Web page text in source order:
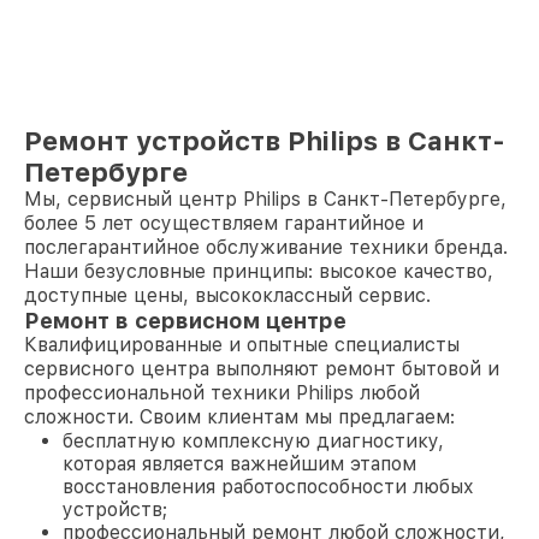
Ремонт устройств Philips в Санкт-
Петербурге
Мы, сервисный центр Philips в Санкт-Петербурге,
более 5 лет осуществляем гарантийное и
послегарантийное обслуживание техники бренда.
Наши безусловные принципы: высокое качество,
доступные цены, высококлассный сервис.
Ремонт в сервисном центре
Квалифицированные и опытные специалисты
сервисного центра выполняют ремонт бытовой и
профессиональной техники Philips любой
сложности. Своим клиентам мы предлагаем:
бесплатную комплексную диагностику,
которая является важнейшим этапом
восстановления работоспособности любых
устройств;
профессиональный ремонт любой сложности,